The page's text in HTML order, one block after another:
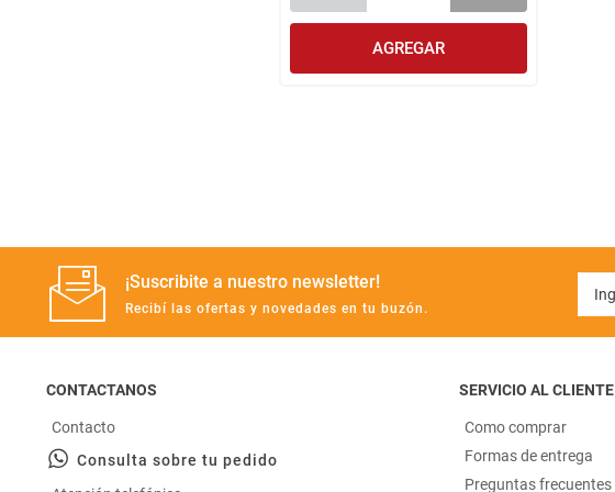
AGREGAR
¡Suscribite a nuestro newsletter!
Recibí las ofertas y novedades en tu buzón.
CONTACTANOS
Contacto
Consulta sobre tu pedido
SERVICIO AL CLIENTE
Como comprar
Formas de entrega
Preguntas frecuentes